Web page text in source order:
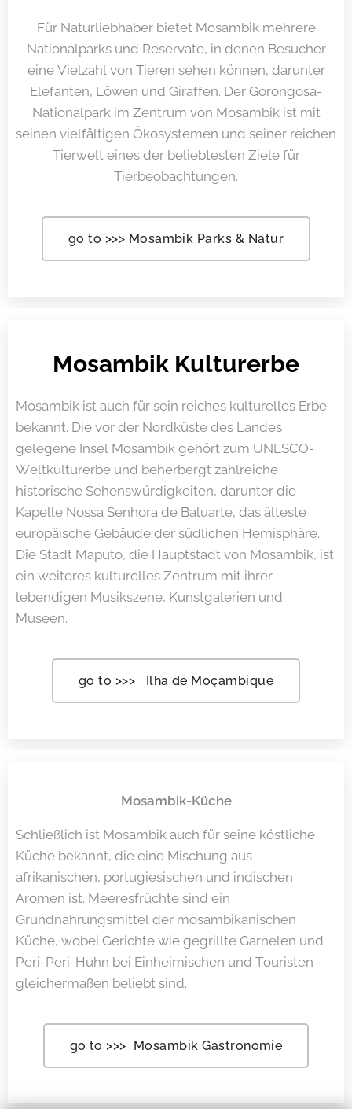
Für Naturliebhaber bietet Mosambik mehrere
Nationalparks und Reservate, in denen Besucher
eine Vielzahl von Tieren sehen können, darunter
Elefanten, Löwen und Giraffen. Der Gorongosa-
Nationalpark im Zentrum von Mosambik ist mit
seinen vielfältigen Ökosystemen und seiner reichen
Tierwelt eines der beliebtesten Ziele für
Tierbeobachtungen.
go to >>> Mosambik Parks & Natur
Mosambik Kulturerbe
Mosambik ist auch für sein reiches kulturelles Erbe
bekannt. Die vor der Nordküste des Landes
gelegene Insel Mosambik gehört zum UNESCO-
Weltkulturerbe und beherbergt zahlreiche
historische Sehenswürdigkeiten, darunter die
Kapelle Nossa Senhora de Baluarte, das älteste
europäische Gebäude der südlichen Hemisphäre.
Die Stadt Maputo, die Hauptstadt von Mosambik, ist
ein weiteres kulturelles Zentrum mit ihrer
lebendigen Musikszene, Kunstgalerien und
Museen.
go to >>> Ilha de Moçambique
Mosambik-Küche
Schließlich ist Mosambik auch für seine köstliche
Küche bekannt, die eine Mischung aus
afrikanischen, portugiesischen und indischen
Aromen ist. Meeresfrüchte sind ein
Grundnahrungsmittel der mosambikanischen
Küche, wobei Gerichte wie gegrillte Garnelen und
Peri-Peri-Huhn bei Einheimischen und Touristen
gleichermaßen beliebt sind.
go to >>> Mosambik Gastronomie